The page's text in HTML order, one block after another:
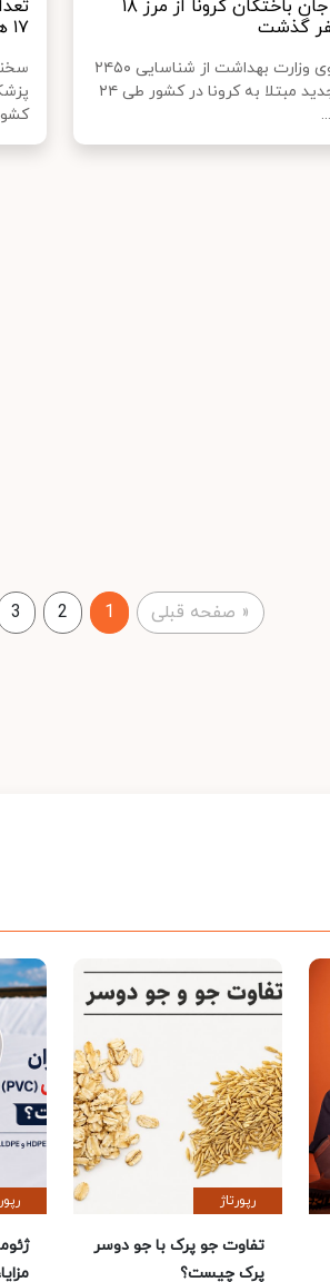
تعداد جان باختگان کرونا از مرز ۱۸
گذشت
سخنگوی وزارت بهداشت از شناسایی ۲۴۵۰
بیمار جدید مبتلا به کرونا در کشور طی ۲۴
۱۷ هزار و ۹۷۶ نفر رسید
« صفحه قبلی 1
2
3
رپورتاژ
تفاوت جو پرک با جو دوسر
پرک چیست؟